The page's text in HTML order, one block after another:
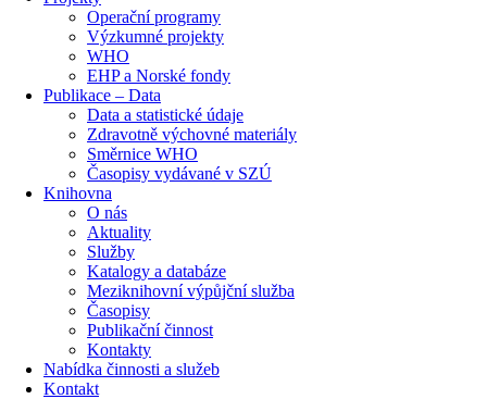
Operační programy
Výzkumné projekty
WHO
EHP a Norské fondy
Publikace – Data
Data a statistické údaje
Zdravotně výchovné materiály
Směrnice WHO
Časopisy vydávané v SZÚ
Knihovna
O nás
Aktuality
Služby
Katalogy a databáze
Meziknihovní výpůjční služba
Časopisy
Publikační činnost
Kontakty
Nabídka činnosti a služeb
Kontakt